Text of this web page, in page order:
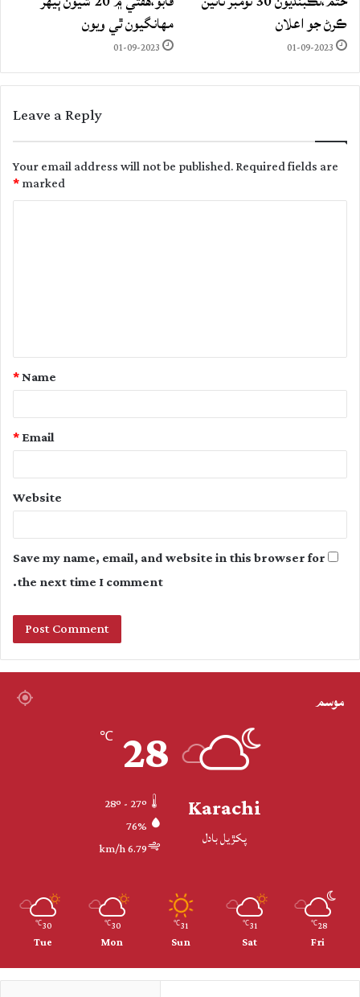
ڪرڻ جو اعلان
01-09-2023
مهانگيون ٿي ويون
01-09-2023
Leave a Reply
Your email address will not be published.Required fields are
marked
*
t
Name
*
Email
*
Website
Save my name, email, and website in this browser for
the next time I comment.
موسم
Karachi
پکڙيل بادل
28
℃
76%
6.79 km/h
28
℃
Fri
31
℃
Sat
31
℃
Sun
30
℃
Mon
30
℃
Tue